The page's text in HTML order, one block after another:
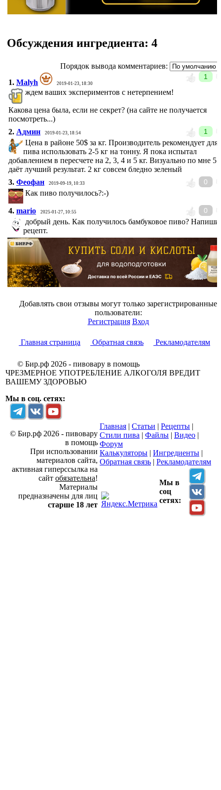
Обсуждения ингредиента: 4
Порядок вывода комментариев:
1
1. Malyh 2019-01-23, 18:30
ждем ваших экспериментов с нетерпением!
Какова цена была, если не секрет? (на сайте не получается
посмотреть...)
1
2. Админ 2019-01-23, 18:54
Цена в районе 50$ за кг. Производитель рекомендует для
пива использовать 2-5 кг на тонну. Я пока испытал
добавлением в пересчете на 2, 3, 4 и 5 кг. Визуально по мне 5
даёт лучший результат. 2 кг совсем бледно зеленый
0
3. Феофан 2019-09-19, 10:33
Как пиво получилось?:-)
0
4. mario 2025-01-27, 10:55
добрый день. Как получилось бамбуковое пиво?
рецепт.
Добавлять свои отзывы могут только зарегистрированные
пользователи:
Регистрация Вход
Главная страница Обратная связь Рекламодателям
© Бир.рф 2026 - пивовару в помощь
ЧРЕЗМЕРНОЕ УПОТРЕБЛЕНИЕ АЛКОГОЛЯ ВРЕДИТ
ВАШЕМУ ЗДОРОВЬЮ
Мы в соц. сетях:
© Бир.рф 2026 - пивовару
в помощь
При использовании
материалов сайта,
активная гиперссылка на
сайт обязательна!
Материалы
предназначены для лиц
старше 18 лет
Главная | Статьи | Рецепты |
Стили пива | Файлы | Видео |
Форум
Калькуляторы | Ингредиенты |
Обратная связь | Рекламодателям
Мы в
соц
сетях: